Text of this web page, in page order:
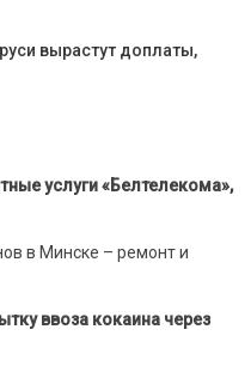
вырастут доплаты,
услуги «Белтелекома»,
в Минске – ремонт и
ввоза кокаина через